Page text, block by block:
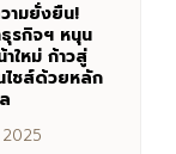
ามยั่งยืน!
รกิจฯ หนุน
ใหม่ ก้าวสู่
ไชส์ด้วยหลัก
2025